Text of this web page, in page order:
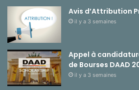
Avis d’Attribution
il y a 3 semaines
Appel à
de Bourses DAAD
il y a 3 semaines